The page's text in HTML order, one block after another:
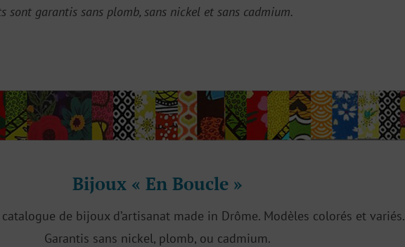
sont garantis sans plomb, sans nickel et sans cadmium.
Bijoux « En Boucle »
de bijoux d’artisanat made in Drôme. Modèles colorés et variés.
Garantis sans nickel, plomb, ou cadmium.